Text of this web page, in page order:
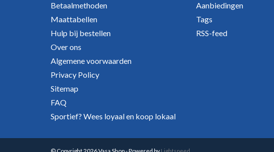
Betaalmethoden
Maattabellen
Hulp bij bestellen
Over ons
Algemene voorwaarden
Privacy Policy
Sitemap
FAQ
Sportief? Wees loyaal en koop lokaal
Aanbiedingen
Tags
RSS-feed